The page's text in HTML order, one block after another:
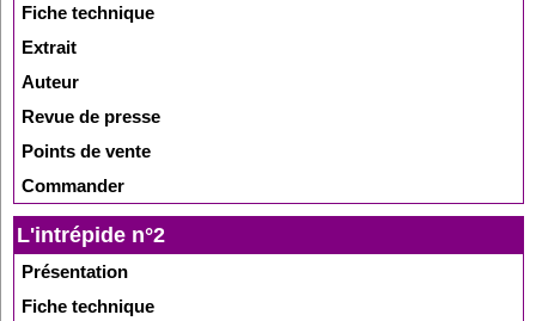
Fiche technique
Extrait
Auteur
Revue de presse
Points de vente
Commander
L'intrépide n°2
Présentation
Fiche technique